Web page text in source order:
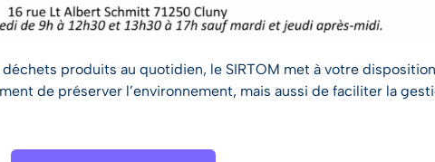
produits au quotidien, le SIRTOM met à votre
de préserver l’environnement, mais aussi de faciliter la